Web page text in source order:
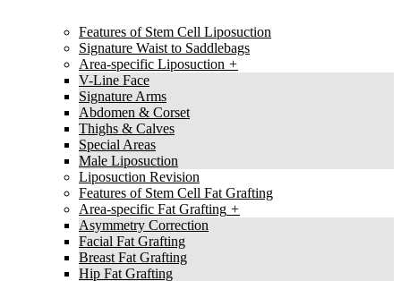
Features of Stem Cell Liposuction
Signature Waist to Saddlebags
Area-specific Liposuction
V-Line Face
Signature Arms
Abdomen & Corset
Thighs & Calves
Special Areas
Male Liposuction
Liposuction Revision
Features of Stem Cell Fat Grafting
Area-specific Fat Grafting
Asymmetry Correction
Facial Fat Grafting
Breast Fat Grafting
Hip Fat Grafting